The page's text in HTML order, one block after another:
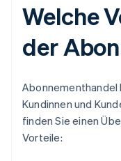
Welche
der
Kundinnen und
finden Sie einen
Vorteile: